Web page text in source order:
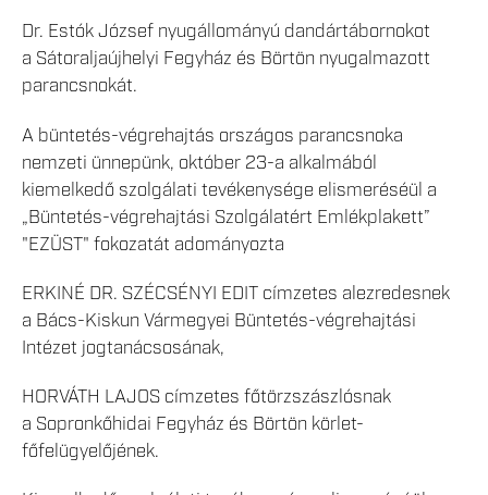
Dr. Estók József nyugállományú dandártábornokot
a Sátoraljaújhelyi Fegyház és Börtön nyugalmazott
parancsnokát.
A büntetés-végrehajtás országos parancsnoka
nemzeti ünnepünk, október 23-a alkalmából
kiemelkedő szolgálati tevékenysége elismeréséül a
„Büntetés-végrehajtási Szolgálatért Emlékplakett”
"EZÜST" fokozatát adományozta
ERKINÉ DR. SZÉCSÉNYI EDIT címzetes alezredesnek
a Bács-Kiskun Vármegyei Büntetés-végrehajtási
Intézet jogtanácsosának,
HORVÁTH LAJOS címzetes főtörzszászlósnak
a Sopronkőhidai Fegyház és Börtön körlet-
főfelügyelőjének.